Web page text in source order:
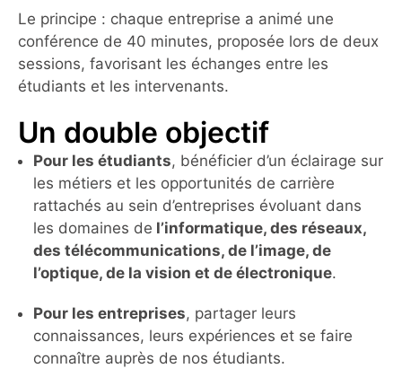
Le principe : chaque entreprise a animé une
conférence de 40 minutes, proposée lors de deux
sessions, favorisant les échanges entre les
étudiants et les intervenants.
Un double objectif
Pour les étudiants, bénéficier d’un éclairage sur
les métiers et les opportunités de carrière
rattachés au sein d’entreprises évoluant dans
les domaines de l’informatique, des réseaux,
des télécommunications, de l’image, de
l’optique, de la vision et de électronique.
Pour les entreprises, partager leurs
connaissances, leurs expériences et se faire
connaître auprès de nos étudiants.